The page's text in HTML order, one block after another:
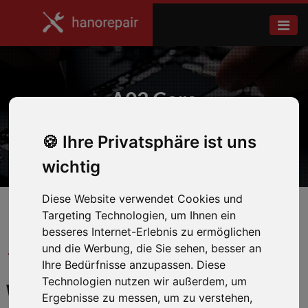
Ihre Privatsphäre ist uns
wichtig
Diese Website verwendet Cookies und
Targeting Technologien, um Ihnen ein
besseres Internet-Erlebnis zu ermöglichen
und die Werbung, die Sie sehen, besser an
Ihre Bedürfnisse anzupassen. Diese
Technologien nutzen wir außerdem, um
Ergebnisse zu messen, um zu verstehen,
A03 Core
Home Samsung
← Zurück zum Hersteller
WIR REPARIEREN IHR